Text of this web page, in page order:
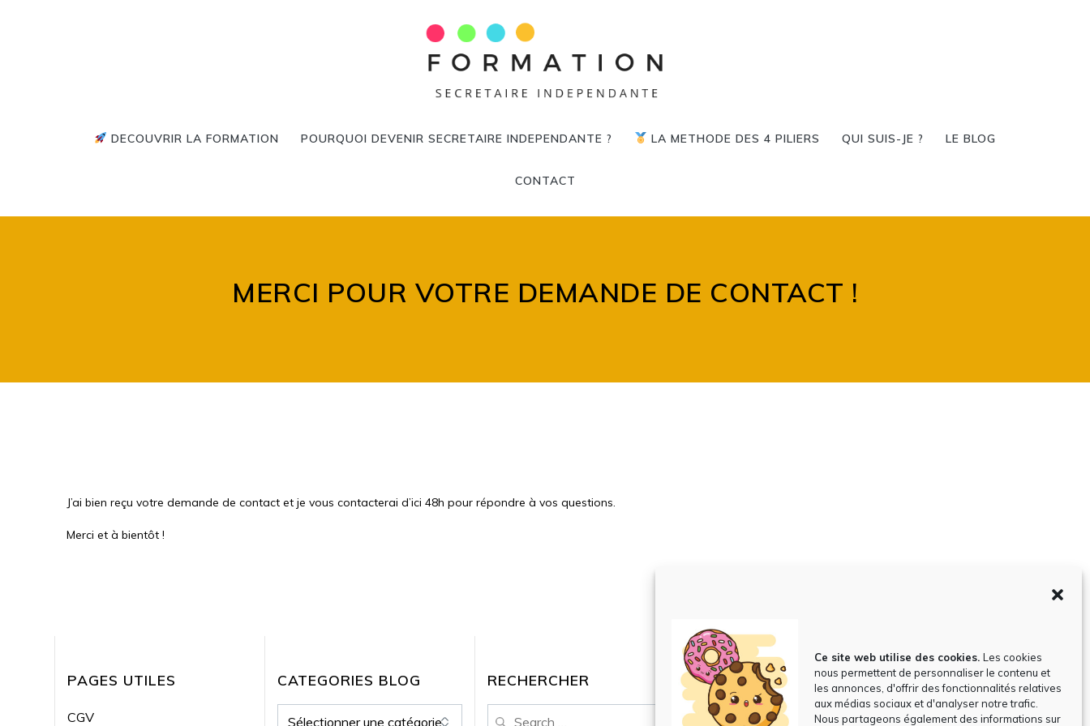
Ce site web utilise des cookies. Les cookies
nous permettent de personnaliser le contenu et
les annonces, d'offrir des fonctionnalités relatives
aux médias sociaux et d'analyser notre trafic.
Nous partageons également des informations sur
DECOUVRIR LA FORMATION POURQUOI DEVENIR SECRETAIRE INDEPENDANTE ? LA METHODE DES 4 PILIERS QUI SUIS-JE ? LE BLOG
CONTACT
MERCI POUR VOTRE DEMANDE DE CONTACT !
J’ai bien reçu votre demande de contact et je vous contacterai d’ici 48h pour répondre à vos questions.
Merci et à bientôt !
PAGES UTILES
CGV
CATEGORIES BLOG RECHERCHER
Formation